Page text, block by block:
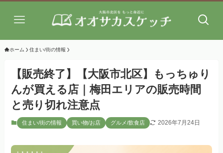
ホーム 住まい/街の情報
【販売終了】【大阪市北区】もっちゅり
んが買える店｜梅田エリアの販売時間
と売り切れ注意点
住まい/街の情報 買い物/お店 グルメ/飲食店 2026年7月24日